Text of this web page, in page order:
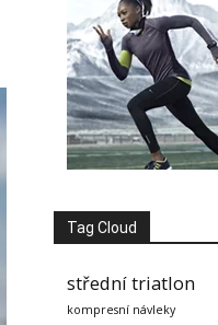
Tag Cloud
střední triatlon
kompresní návleky